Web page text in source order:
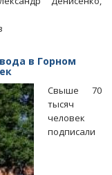
в Горном
Свыше 70
тысяч
человек
подписали